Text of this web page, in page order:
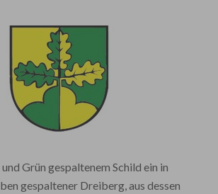
Grün gespaltenem Schild ein in
gespaltener Dreiberg, aus dessen